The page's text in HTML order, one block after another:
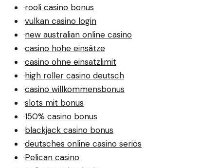
·rooli casino bonus
·vulkan casino login
·new australian online casino
·casino hohe einsätze
·casino ohne einsatzlimit
·high roller casino deutsch
·casino willkommensbonus
·slots mit bonus
·150% casino bonus
·blackjack casino bonus
·deutsches online casino seriös
·Pelican casino